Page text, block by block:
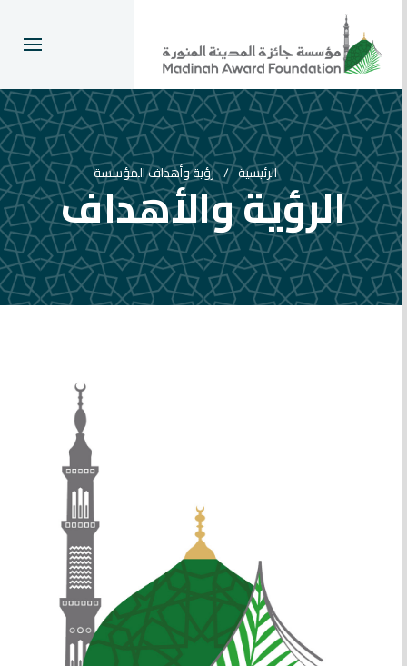
الرئيسية رؤية وأهداف المؤسسة
الرؤية والأهداف